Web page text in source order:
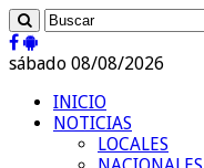
sábado 08/08/2026
INICIO
NOTICIAS
LOCALES